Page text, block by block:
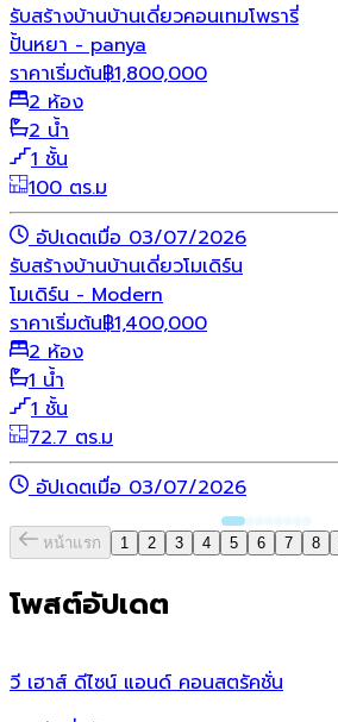
รับสร้างบ้านบ้านเดี่ยวคอนเทมโพรารี่
ปั้นหยา - panya
ราคาเริ่มต้น฿1,800,000
2 ห้อง
2 น้ำ
1 ชั้น
100 ตร.ม
อัปเดตเมื่อ 03/07/2026
รับสร้างบ้านบ้านเดี่ยวโมเดิร์น
โมเดิร์น - Modern
ราคาเริ่มต้น฿1,400,000
2 ห้อง
1 น้ำ
1 ชั้น
72.7 ตร.ม
อัปเดตเมื่อ 03/07/2026
หน้าแรก 1 2 3 4 5 6 7 8
โพสต์อัปเดต
วี เฮาส์ ดีไซน์ แอนด์ คอนสตรัคชั่น